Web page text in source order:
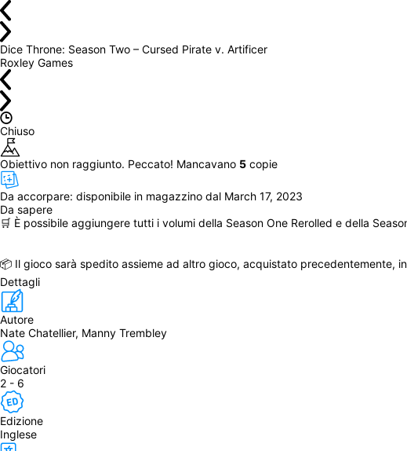
Dice Throne: Season Two – Cursed Pirate v. Artificer
Roxley Games
Chiuso
Obiettivo non raggiunto. Peccato! Mancavano 5 copie
Da accorpare: disponibile in magazzino dal March 17, 2023
Da sapere
🛒 È possibile aggiungere tutti i volumi della Season One Rerolled e della
📦 Il gioco sarà spedito assieme ad altro gioco, acquistato precedentemente,
Dettagli
Autore
Nate Chatellier, Manny Trembley
Giocatori
2 - 6
Edizione
Inglese